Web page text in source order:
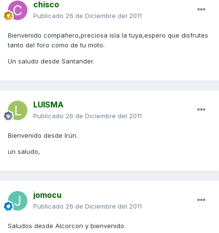
chisco
Publicado 26 de Diciembre del 2011
Bienvenido compañero,preciosa isla la tuya,espero que disfrutes
tanto del foro como de tu moto.
Un saludo desde Santander.
LUISMA
Publicado 26 de Diciembre del 2011
Bienvenido desde Irún.
un saludo,
jomocu
Publicado 26 de Diciembre del 2011
Saludos desde Alcorcon y bienvenido.